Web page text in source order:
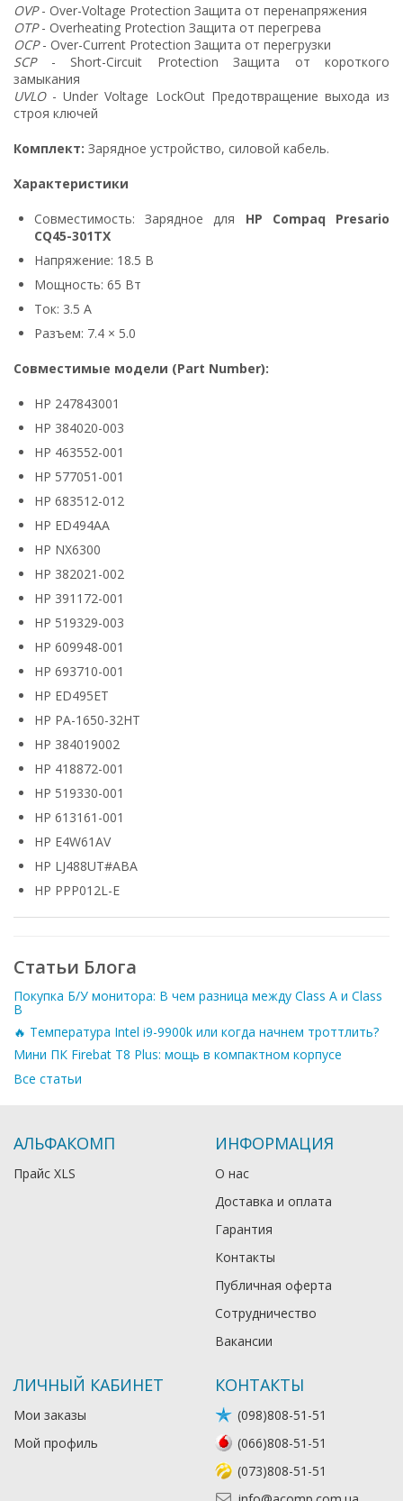
OVP- Over-Voltage Protection Защита от перенапряжения
OTP- Overheating Protection Защита от перегрева
OCP- Over-Current Protection Защита от перегрузки
SCP- Short-Circuit Protection Защита от короткого
замыкания
UVLO- Under Voltage LockOut Предотвращение выхода из
строя ключей
Комплект: Зарядное устройство, силовой кабель.
Характеристики
Совместимость: Зарядное для HP Compaq Presario
CQ45-301TX
Напряжение: 18.5 В
Мощность: 65 Вт
Ток: 3.5 А
Разъем: 7.4 × 5.0
Совместимые модели (Part Number):
HP 247843001
HP 384020-003
HP 463552-001
HP 577051-001
HP 683512-012
HP ED494AA
HP NX6300
HP 382021-002
HP 391172-001
HP 519329-003
HP 609948-001
HP 693710-001
HP ED495ET
HP PA-1650-32HT
HP 384019002
HP 418872-001
HP 519330-001
HP 613161-001
HP E4W61AV
HP LJ488UT#ABA
HP PPP012L-E
Статьи Блога
Покупка Б/У монитора: В чем разница между Class A и Class
B
🔥 Температура Intel i9-9900k или когда начнем троттлить?
Мини ПК Firebat T8 Plus: мощь в компактном корпусе
Все статьи
АЛЬФАКОМП
Прайс XLS
ИНФОРМАЦИЯ
О нас
Доставка и оплата
Гарантия
Контакты
Публичная оферта
Сотрудничество
Вакансии
ЛИЧНЫЙ КАБИНЕТ
Мои заказы
Мой профиль
КОНТАКТЫ
(098)808-51-51
(066)808-51-51
(073)808-51-51